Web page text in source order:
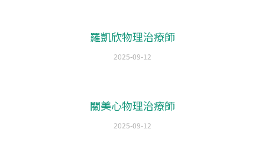
羅凱欣物理治療師
2025-09-12
關美心物理治療師
2025-09-12